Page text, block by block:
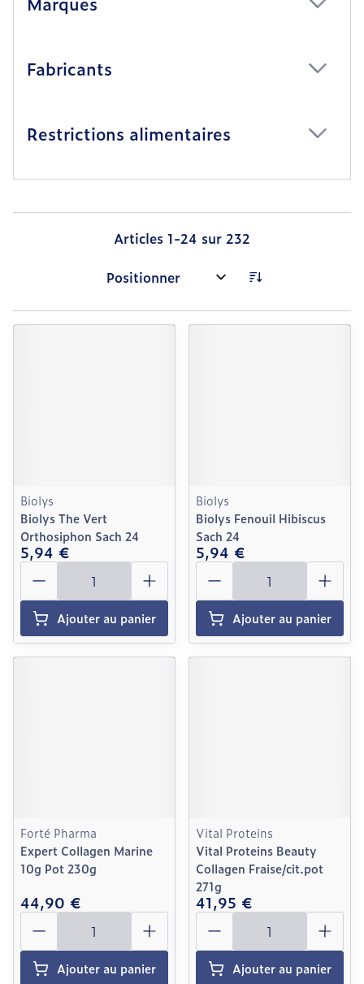
Fabricants
Restrictions alimentaires
Articles 1-24 sur 232
Trier par:
Biolys
Biolys The Vert
Orthosiphon Sach 24
5,94 €
Quantité
Ajouter au panier
Biolys
Biolys Fenouil Hibiscus
Sach 24
5,94 €
Quantité
Ajouter au panier
Forté Pharma
Expert Collagen Marine
10g Pot 230g
44,90 €
Quantité
Ajouter au panier
Vital Proteins
Vital Proteins Beauty
Collagen Fraise/cit.pot
271g
41,95 €
Quantité
Ajouter au panier